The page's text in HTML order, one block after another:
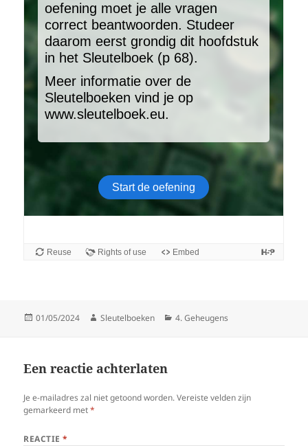
Gepubliceerd
01/05/2024 Auteur
Sleutelboeken Categorieën
4. Geheugens
Een reactie achterlaten
Je e-mailadres zal niet getoond worden. Vereiste velden zijn
gemarkeerd met*
REACTIE*